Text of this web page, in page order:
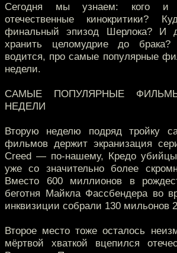
Сегодня мы узнаем: кого и
отечественные кинокритики?
финальный эпизод Шерлока? И
хранить целомудрие до
водится, про самые популярные
недели.
САМЫЕ ПОПУЛЯРНЫЕ
НЕДЕЛИ
Вторую неделю подряд тройку
фильмов держит экранизация
Creed — по-нашему, Кредо
уже со значительно более
Вместо 600 миллионов в
беготня Майкла Фассбендера во
инквизиции собрали 130 мильонов
Второе место тоже осталось
мёртвой хваткой вцепился